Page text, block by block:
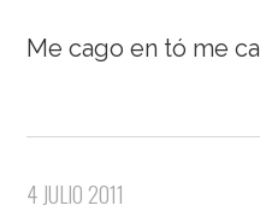
Me cago en tó me
4 JULIO 2011